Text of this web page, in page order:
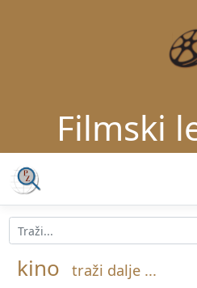
Filmski
kino traži dalje ...